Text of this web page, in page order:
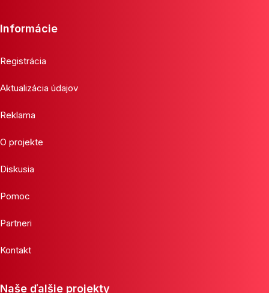
Informácie
Registrácia
Aktualizácia údajov
Reklama
O projekte
Diskusia
Pomoc
Partneri
Kontakt
Naše ďalšie projekty